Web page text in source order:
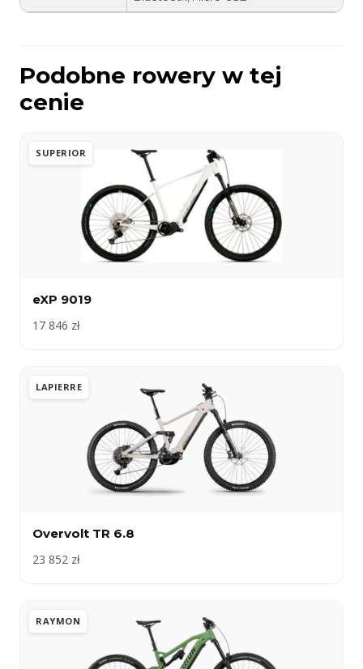
Podobne rowery w tej
cenie
SUPERIOR
eXP 9019
17 846 zł
LAPIERRE
Overvolt TR 6.8
23 852 zł
RAYMON